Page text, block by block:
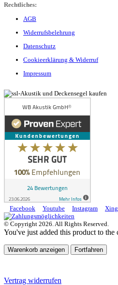
Rechtliches:
AGB
Widerrufsbelehrung
Datenschutz
Cookieerklärung & Widerruf
Impressum
Facebook Youtube Instagram Xing
© Copyright 2026. All Rights Reserved.
You've just added this product to the
Warenkorb anzeigen Fortfahren
Vertrag widerrufen
/
5,00